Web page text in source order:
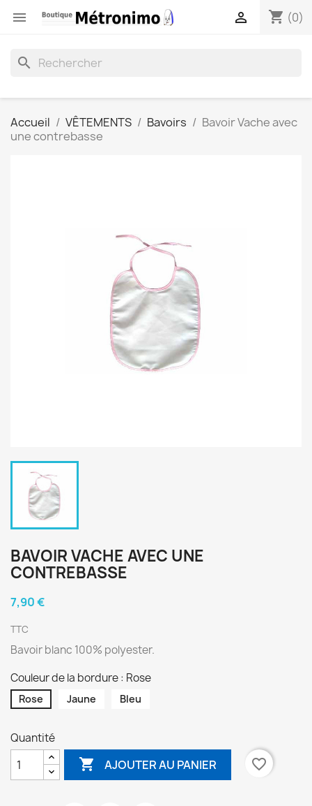
 shopping_cart (0)

search
Accueil VÊTEMENTS Bavoirs
Bavoir Vache avec
une contrebasse
BAVOIR VACHE AVEC UNE
CONTREBASSE
7,90 €
TTC
Bavoir blanc 100% polyester.
Couleur de la bordure : Rose
Rose Jaune Bleu
Quantité
 AJOUTER AU PANIER favorite_border